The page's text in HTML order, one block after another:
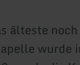
älteste
wurde